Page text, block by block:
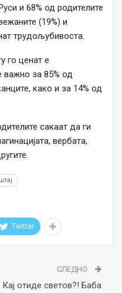
и 68% од родителите
(19%) и
трудољубивоста.
го ценат е
важно за 85% од
како и за 14% од
сакаат да ги
вербата,
Twitter
СЛЕДНО
Кај отиде светов?! Баба